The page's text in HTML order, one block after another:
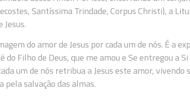
Santíssima Trindade, Corpus Christi), a
do amor de Jesus por cada um de nós. É a
do Filho de Deus, que me amou e Se entregou a
um de nós retribua a Jesus este amor, vivendo
salvação das almas.